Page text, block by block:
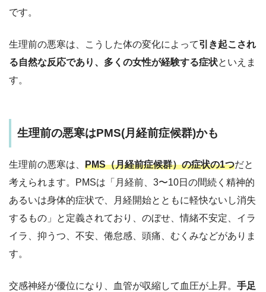
です。
生理前の悪寒は、こうした体の変化によって 引き起こされ
る自然な反応であり、多くの女性が経験する症状といえま
す。​
生理前の悪寒はPMS(月経前症候群)かも
生理前の悪寒は、 PMS（月経前症候群）の症状の1つだと
考えられます。PMSは「月経前、3〜10日の間続く精神的
あるいは身体的症状で、月経開始とともに軽快ないし消失
するもの」と定義されており、のぼせ、情緒不安定、イラ
イラ、抑うつ、不安、倦怠感、頭痛、むくみなどがありま
す。
交感神経が優位になり、血管が収縮して血圧が上昇。 手足